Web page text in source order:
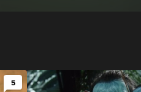
5